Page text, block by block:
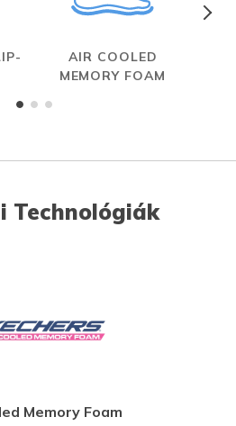
AIR COOLED
MEMORY FOAM
Technológiák
Memory Foam